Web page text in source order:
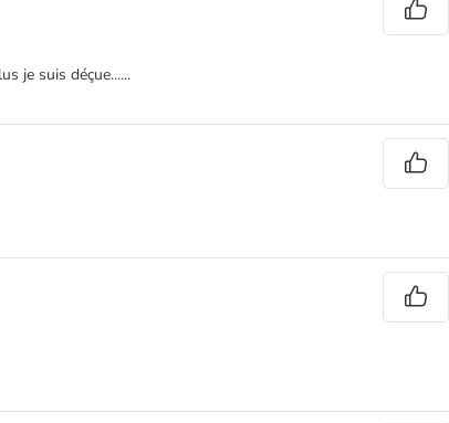
je suis déçue......